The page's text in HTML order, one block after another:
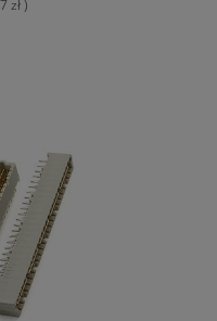
zł )